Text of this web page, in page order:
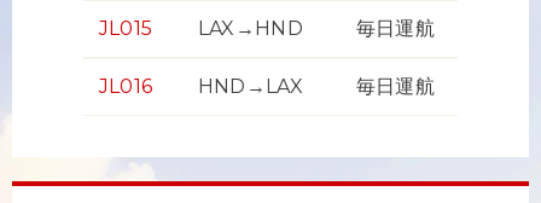
JL015 LAX→HND 毎日運航
JL016 HND→LAX 毎日運航